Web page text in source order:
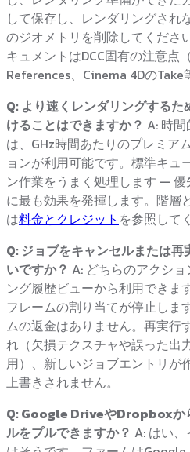
して保存し、レンダリングされ
のジオメトリを削除してくださ
キュメントはDCC固有の注意点
References、Cinema 4DのTake
Q: より速くレンダリングする
けることはできますか？ A: 時
は、GHz時間あたりのプレミア
ョンが利用可能です。標準キュ
ン作業をうまく処理します —
に最も効果を発揮します。階層
は料金とクレジット を参照して
Q: ジョブをキャンセルまたは
いですか？ A: どちらのアクシ
ング履歴ビューから利用できま
フレームの割り当てが停止しま
ムの返金はありません。再実行
れ（欠損テクスチャや誤った出
用）、新しいジョブエントリが
上書きされません。
Q: Google DriveやDropboxか
ルをプルできますか？ A: はい